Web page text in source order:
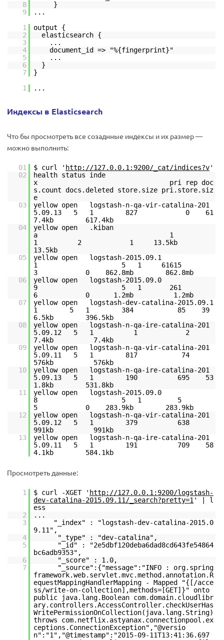
8
}
9
...
1
output {
2
elasticsearch {
3
...
4
document_id => "%{fingerprint}"
5
...
6
}
7
}
1
...
Индексы в Elasticsearch
Что бы просмотреть все созаднные индексы и их размер —
можно выполнить:
01 $ curl ' http://127.0.0.1:9200/_cat/indices?v'
02
health status inde
x pri rep doc
s.count docs.deleted store.size pri.store.siz
e
03
yellow open logstash-n-qa-vir-catalina-201
5.09.13 5 1 827 0 61
7.4kb 617.4kb
04
yellow open .kiban
a 1
1 2 1 13.5kb
13.5kb
05
yellow open logstash-2015.09.1
1 5 1 61615
3 0 862.8mb 862.8mb
06
yellow open logstash-2015.09.0
9 5 1 261
6 0 1.2mb 1.2mb
07
yellow open logstash-dev-catalina-2015.09.1
1 5 1 384 85 39
6.5kb 396.5kb
08
yellow open logstash-n-qa-ire-catalina-201
5.09.12 5 1 1 2
7.4kb 7.4kb
09
yellow open logstash-n-qa-vir-catalina-201
5.09.11 5 1 817 74
576kb 576kb
10
yellow open logstash-n-qa-ire-catalina-201
5.09.13 5 1 190 695 53
1.8kb 531.8kb
11
yellow open logstash-2015.09.0
8 5 1 5
5 0 283.9kb 283.9kb
12
yellow open logstash-n-qa-vir-catalina-201
5.09.12 5 1 379 638
991kb 991kb
13
yellow open logstash-n-qa-ire-catalina-201
5.09.11 5 1 191 709 58
4.1kb 584.1kb
Просмотреть данные:
1 $ curl -XGET ' http://127.0.0.1:9200/logstash-
dev-catalina-2015.09.11/_search?pretty=1 ' | l
ess
2
...
3
"_index" : "logstash-dev-catalina-2015.0
9.11",
4
"_type" : "dev-catalina",
5
"_id" : "2e5dbf120deba6dad8cd643fe54864
bc6adb9353",
6
"_score" : 1.0,
7
"_source":{"message":"INFO : org.spring
framework.web.servlet.mvc.method.annotation.R
equestMappingHandlerMapping - Mapped "{[/acce
ss/write-on-collection],methods=[GET]}" onto
public java.lang.Boolean com.domain.cloudlibr
ary.controllers.AccessController.checkUserHas
WritePermissionOnCollection(java.lang.String)
throws com.netflix.astyanax.connectionpool.ex
ceptions.ConnectionException","@versio
n":"1","@timestamp":"2015-09-11T13:41:36.697